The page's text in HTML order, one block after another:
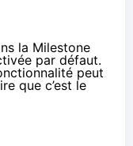
la Milestone
par défaut.
peut
que c’est le